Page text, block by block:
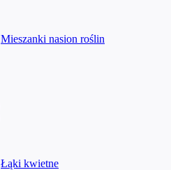
Mieszanki nasion roślin
Łąki kwietne